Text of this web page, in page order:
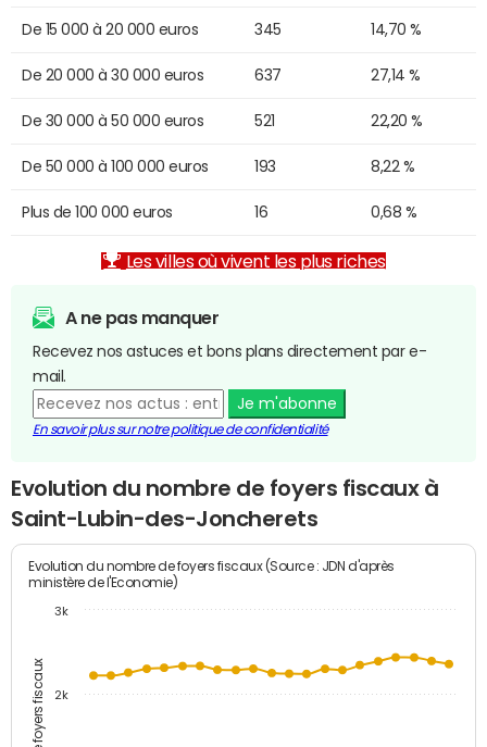
De 15 000 à 20 000 euros 345 14,70 %
De 20 000 à 30 000 euros 637 27,14 %
De 30 000 à 50 000 euros 521 22,20 %
De 50 000 à 100 000 euros 193 8,22 %
Plus de 100 000 euros 16 0,68 %
Les villes où vivent les plus riches
A ne pas manquer
Recevez nos astuces et bons plans directement par e-
mail.
Je m'abonne
En savoir plus sur notre politique de confidentialité
Evolution du nombre de foyers fiscaux à
Saint-Lubin-des-Joncherets
Evolution du nombre de foyers fiscaux (Source : JDN d'après
ministère de l'Economie)
2k
3k